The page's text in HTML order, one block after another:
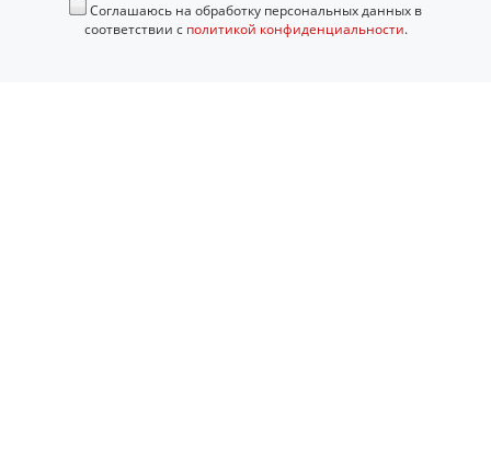
Соглашаюсь на обработку персональных данных в
соответствии с политикой конфиденциальности.